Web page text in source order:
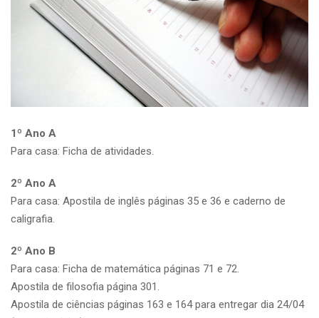
1º Ano A
Para casa: Ficha de atividades.
2º Ano A
Para casa: Apostila de inglês páginas 35 e 36 e caderno de
caligrafia.
2º Ano B
Para casa: Ficha de matemática páginas 71 e 72.
Apostila de filosofia página 301.
Apostila de ciências páginas 163 e 164 para entregar dia 24/04